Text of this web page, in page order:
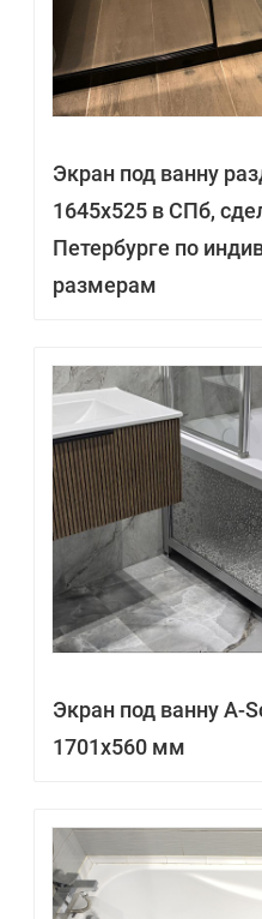
Экран под ванну
1645х525 в СПб,
Петербурге по
размерам
Экран под ванну A-
1701х560 мм